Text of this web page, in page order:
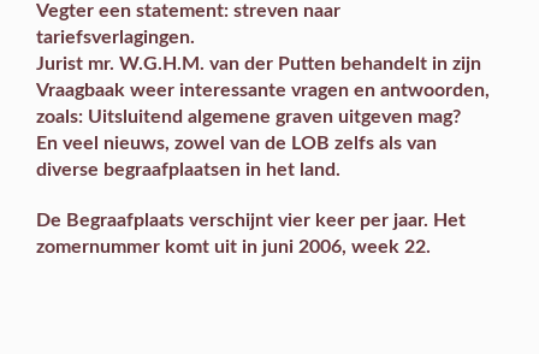
Vegter een statement: streven naar
tariefsverlagingen.
Jurist mr. W.G.H.M. van der Putten behandelt in zijn
Vraagbaak weer interessante vragen en antwoorden,
zoals: Uitsluitend algemene graven uitgeven mag?
En veel nieuws, zowel van de LOB zelfs als van
diverse begraafplaatsen in het land.
De Begraafplaats verschijnt vier keer per jaar. Het
zomernummer komt uit in juni 2006, week 22.